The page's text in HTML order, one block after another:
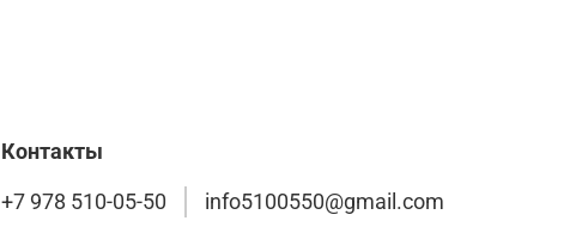
Контакты
+7 978 510-05-50 info5100550@gmail.com